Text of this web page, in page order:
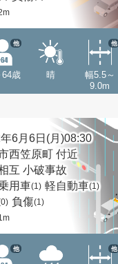
64歳
他
晴
幅5.5～
9.0m
他
6月6日(月)08:30
西笠原町 付近
互 小破事故
用車(1) 軽自動車(1)
負傷(1)
他 他